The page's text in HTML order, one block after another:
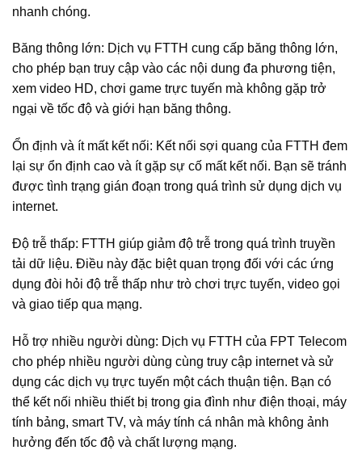
nhanh chóng.
Băng thông lớn: Dịch vụ FTTH cung cấp băng thông lớn,
cho phép bạn truy cập vào các nội dung đa phương tiện,
xem video HD, chơi game trực tuyến mà không gặp trở
ngại về tốc độ và giới hạn băng thông.
Ổn định và ít mất kết nối: Kết nối sợi quang của FTTH đem
lại sự ổn định cao và ít gặp sự cố mất kết nối. Bạn sẽ tránh
được tình trạng gián đoạn trong quá trình sử dụng dịch vụ
internet.
Độ trễ thấp: FTTH giúp giảm độ trễ trong quá trình truyền
tải dữ liệu. Điều này đặc biệt quan trọng đối với các ứng
dụng đòi hỏi độ trễ thấp như trò chơi trực tuyến, video gọi
và giao tiếp qua mạng.
Hỗ trợ nhiều người dùng: Dịch vụ FTTH của FPT Telecom
cho phép nhiều người dùng cùng truy cập internet và sử
dụng các dịch vụ trực tuyến một cách thuận tiện. Bạn có
thể kết nối nhiều thiết bị trong gia đình như điện thoại, máy
tính bảng, smart TV, và máy tính cá nhân mà không ảnh
hưởng đến tốc độ và chất lượng mạng.